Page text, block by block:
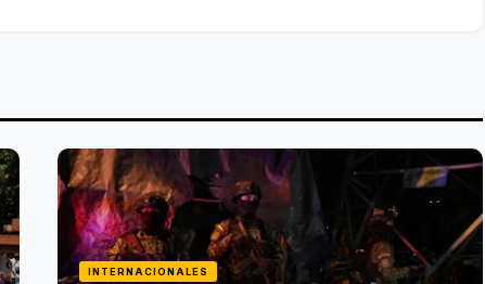
INTERNACIONALES